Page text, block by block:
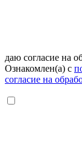
даю согласие на
Ознакомлен(а) с
согласие на